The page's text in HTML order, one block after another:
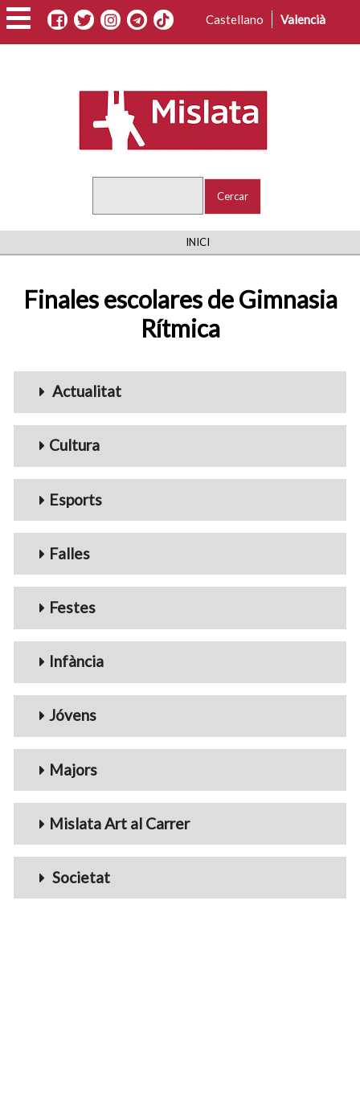
Vés
al
contingut
Castellano Valencià
FIL
INICI
Finales escolares de Gimnasia
Rítmica
Menu_Videos
Actualitat
Cultura
Esports
Falles
Festes
Infància
Jóvens
Majors
Mislata Art al Carrer
Societat